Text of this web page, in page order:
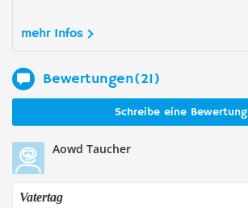
mehr Infos
Bewertungen(21)
Schreibe eine Bewertung
Aowd Taucher
Vatertag